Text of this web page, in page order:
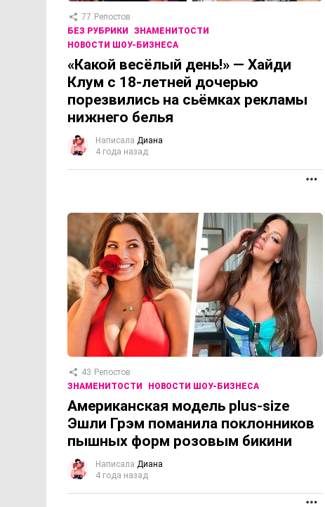
77 Репостов
БЕЗ РУБРИКИ
ЗНАМЕНИТОСТИ
НОВОСТИ ШОУ-БИЗНЕСА
«Какой весёлый день!» — Хайди
Клум с 18-летней дочерью
порезвились на сьёмках рекламы
нижнего белья
Написала Диана
4 года назад
43 Репостов
ЗНАМЕНИТОСТИ
НОВОСТИ ШОУ-БИЗНЕСА
Американская модель plus-size
Эшли Грэм поманила поклонников
пышных форм розовым бикини
Написала Диана
4 года назад